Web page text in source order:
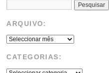
ARQUIVO:
CATEGORIAS: